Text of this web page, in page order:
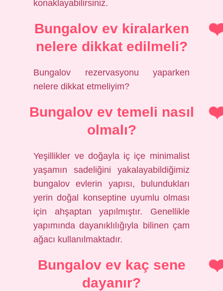
konaklayabilirsiniz.
Bungalov ev kiralarken
nelere dikkat edilmeli?
Bungalov rezervasyonu yaparken
nelere dikkat etmeliyim?
Bungalov ev temeli nasıl
olmalı?
Yeşillikler ve doğayla iç içe minimalist
yaşamın sadeliğini yakalayabildiğimiz
bungalov evlerin yapısı, bulundukları
yerin doğal konseptine uyumlu olması
için ahşaptan yapılmıştır. Genellikle
yapımında dayanıklılığıyla bilinen çam
ağacı kullanılmaktadır.
Bungalov ev kaç sene
dayanır?